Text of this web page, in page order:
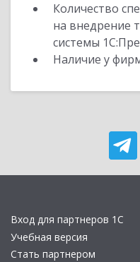
Количество
на внедрение
системы
Наличие у
Вход для партнеров 1С
Учебная версия
Стать партнером